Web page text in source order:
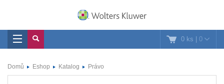
0 ks | 0
Domů Eshop Katalog Právo